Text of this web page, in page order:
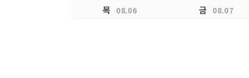
목 08.06 금 08.07